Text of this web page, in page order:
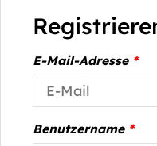
E-Mail-Adresse *
Benutzername *